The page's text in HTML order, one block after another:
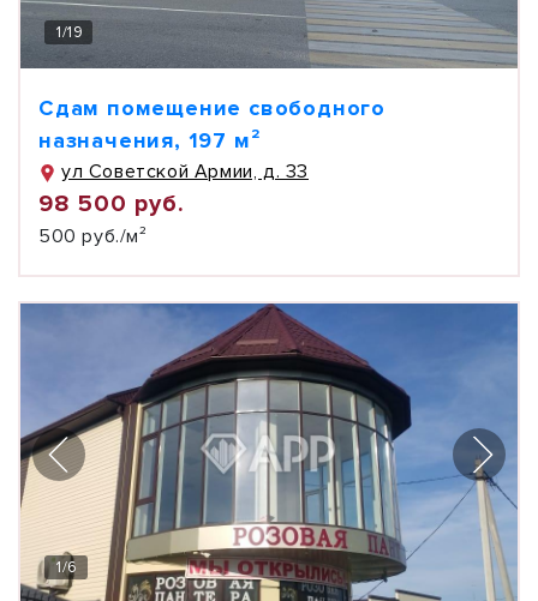
1/19
Сдам помещение свободного
назначения, 197 м²
ул Советской Армии, д. 33
98 500 руб.
500 руб./м²
1/6